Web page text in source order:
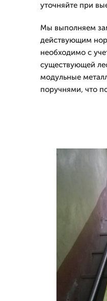
уточняйте при
Мы выполняем
действующим
необходимо с
существующей
модульные
поручнями, что